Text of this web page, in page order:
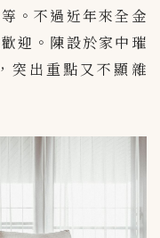
。不過近年來全金
迎。陳設於家中璀
突出重點又不顯雜